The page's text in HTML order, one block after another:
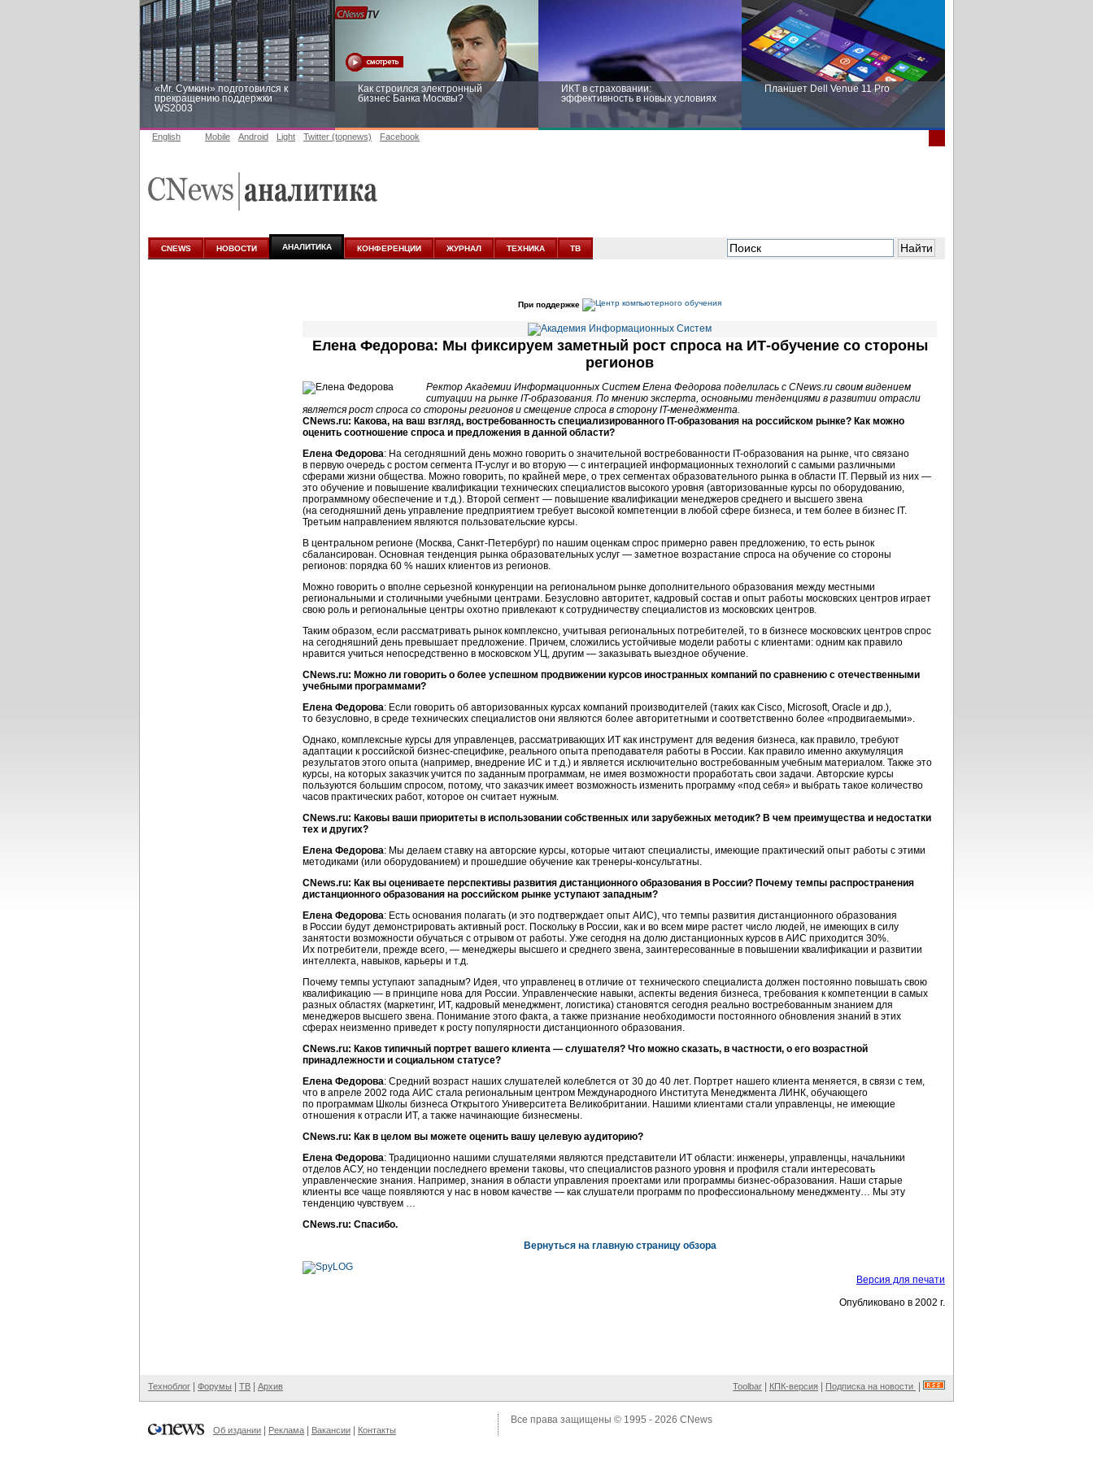
«Mr. Сумкин» подготовился к
прекращению поддержки
WS2003
Как строился электронный
бизнес Банка Москвы?
ИКТ в страховании:
эффективность в новых условиях
Планшет Dell Venue 11 Pro
аналитике
новых условиях
English Mobile Android Light Twitter (topnews) Facebook
CNEWS НОВОСТИ АНАЛИТИКА КОНФЕРЕНЦИИ ЖУРНАЛ ТЕХНИКА ТВ
При поддержке
Елена Федорова: Мы фиксируем заметный рост спроса на ИТ-обучениесо стороны
регионов
Ректор Академии Информационных Систем Елена Федорова поделилась с CNews.ru своим видением
ситуации на рынке IT-образования. По мнению эксперта, основными тенденциями в развитии отрасли
является рост спроса со стороны регионов и смещение спроса в сторону IT-менеджмента.
CNews.ru: Какова, на ваш взгляд, востребованность специализированного IT-образования на российском рынке? Как можно
оценить соотношение спроса и предложения в данной области?
Елена Федорова: На сегодняшний день можно говорить о значительной востребованности IT-образования на рынке, что связано
в первую очередь с ростом сегмента IT-услуг и во вторую — с интеграцией информационных технологий с самыми различными
сферами жизни общества. Можно говорить, по крайней мере, о трех сегментах образовательного рынка в области IT. Первый из них —
это обучение и повышение квалификации технических специалистов высокого уровня (авторизованные курсы по оборудованию,
программному обеспечение и т.д.). Второй сегмент — повышение квалификации менеджеров среднего и высшего звена
(на сегодняшний день управление предприятием требует высокой компетенции в любой сфере бизнеса, и тем более в бизнес IT.
Третьим направлением являются пользовательские курсы.
В центральном регионе (Москва, Санкт-Петербург) по нашим оценкам спрос примерно равен предложению, то есть рынок
сбалансирован. Основная тенденция рынка образовательных услуг — заметное возрастание спроса на обучение со стороны
регионов: порядка 60 % наших клиентов из регионов.
Можно говорить о вполне серьезной конкуренции на региональном рынке дополнительного образования между местными
региональными и столичными учебными центрами. Безусловно авторитет, кадровый состав и опыт работы московских центров играет
свою роль и региональные центры охотно привлекают к сотрудничеству специалистов из московских центров.
Таким образом, если рассматривать рынок комплексно, учитывая региональных потребителей, то в бизнесе московских центров спрос
на сегодняшний день превышает предложение. Причем, сложились устойчивые модели работы с клиентами: одним как правило
нравится учиться непосредственно в московском УЦ, другим — заказывать выездное обучение.
CNews.ru: Можно ли говорить о более успешном продвижении курсов иностранных компаний по сравнению с отечественными
учебными программами?
Елена Федорова: Если говорить об авторизованных курсах компаний производителей (таких как Cisco, Microsoft, Oracle и др.),
то безусловно, в среде технических специалистов они являются более авторитетными и соответственно более «продвигаемыми».
Однако, комплексные курсы для управленцев, рассматривающих ИТ как инструмент для ведения бизнеса, как правило, требуют
адаптации к российской бизнес-специфике, реального опыта преподавателя работы в России. Как правило именно аккумуляция
результатов этого опыта (например, внедрение ИС и т.д.) и является исключительно востребованным учебным материалом. Также это
курсы, на которых заказчик учится по заданным программам, не имея возможности проработать свои задачи. Авторские курсы
пользуются большим спросом, потому, что заказчик имеет возможность изменить программу «под себя» и выбрать такое количество
часов практических работ, которое он считает нужным.
CNews.ru: Каковы ваши приоритеты в использовании собственных или зарубежных методик? В чем преимущества и недостатки
тех и других?
Елена Федорова: Мы делаем ставку на авторские курсы, которые читают специалисты, имеющие практический опыт работы с этими
методиками (или оборудованием) и прошедшие обучение как тренеры-консультатны.
CNews.ru: Как вы оцениваете перспективы развития дистанционного образования в России? Почему темпы распространения
дистанционного образования на российском рынке уступают западным?
Елена Федорова: Есть основания полагать (и это подтверждает опыт АИС), что темпы развития дистанционного образования
в России будут демонстрировать активный рост. Поскольку в России, как и во всем мире растет число людей, не имеющих в силу
занятости возможности обучаться с отрывом от работы. Уже сегодня на долю дистанционных курсов в АИС приходится 30%.
Их потребители, прежде всего, — менеджеры высшего и среднего звена, заинтересованные в повышении квалификации и развитии
интеллекта, навыков, карьеры и т.д.
Почему темпы уступают западным? Идея, что управленец в отличие от технического специалиста должен постоянно повышать свою
квалификацию — в принципе нова для России. Управленческие навыки, аспекты ведения бизнеса, требования к компетенции в самых
разных областях (маркетинг, ИТ, кадровый менеджмент, логистика) становятся сегодня реально востребованным знанием для
менеджеров высшего звена. Понимание этого факта, а также признание необходимости постоянного обновления знаний в этих
сферах неизменно приведет к росту популярности дистанционного образования.
CNews.ru: Каков типичный портрет вашего клиента — слушателя? Что можно сказать, в частности, о его возрастной
принадлежности и социальном статусе?
Елена Федорова: Средний возраст наших слушателей колеблется от 30 до 40 лет. Портрет нашего клиента меняется, в связи с тем,
что в апреле 2002 года АИС стала региональным центром Международного Института Менеджмента ЛИНК, обучающего
по программам Школы бизнеса Открытого Университета Великобритании. Нашими клиентами стали управленцы, не имеющие
отношения к отрасли ИТ, а также начинающие бизнесмены.
CNews.ru: Как в целом вы можете оценить вашу целевую аудиторию?
Елена Федорова: Традиционно нашими слушателями являются представители ИТ области: инженеры, управленцы, начальники
отделов АСУ, но тенденции последнего времени таковы, что специалистов разного уровня и профиля стали интересовать
управленческие знания. Например, знания в области управления проектами или программы бизнес-образования. Наши старые
клиенты все чаще появляются у нас в новом качестве — как слушатели программ по профессиональному менеджменту… Мы эту
тенденцию чувствуем …
CNews.ru: Спасибо.
Вернуться на главную страницу обзора
Версия для печати
Опубликовано в 2002 г.
Техноблог Форумы ТВ Архив Toolbar КПК-версия Подписка на новости
Об издании Реклама Вакансии Контакты
Все права защищены © 1995 - 2026 CNews